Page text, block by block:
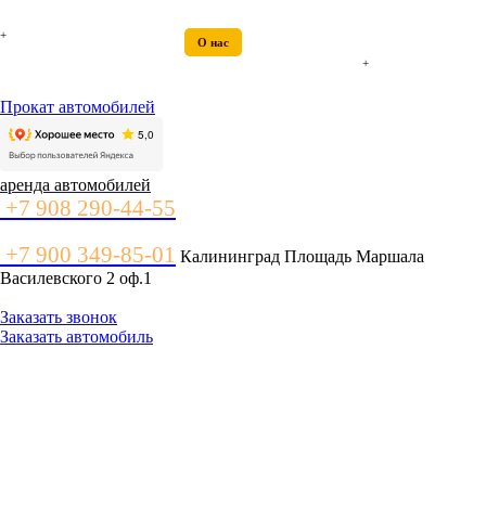
+
О нас
+
Прокат автомобилей
аренда автомобилей
+7 908 290-44-55
+7 900 349-85-01 Калининград Площадь Маршала
Василевского 2 оф.1
Заказать звонок
Заказать автомобиль